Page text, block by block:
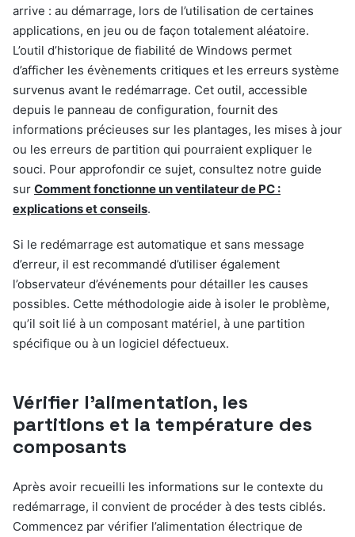
arrive : au démarrage, lors de l’utilisation de certaines
applications, en jeu ou de façon totalement aléatoire.
L’outil d’historique de fiabilité de Windows permet
d’afficher les évènements critiques et les erreurs système
survenus avant le redémarrage. Cet outil, accessible
depuis le panneau de configuration, fournit des
informations précieuses sur les plantages, les mises à jour
ou les erreurs de partition qui pourraient expliquer le
souci. Pour approfondir ce sujet, consultez notre guide
sur Comment fonctionne un ventilateur de PC :
explications et conseils.
Si le redémarrage est automatique et sans message
d’erreur, il est recommandé d’utiliser également
l’observateur d’événements pour détailler les causes
possibles. Cette méthodologie aide à isoler le problème,
qu’il soit lié à un composant matériel, à une partition
spécifique ou à un logiciel défectueux.
Vérifier l’alimentation, les
partitions et la température des
composants
Après avoir recueilli les informations sur le contexte du
redémarrage, il convient de procéder à des tests ciblés.
Commencez par vérifier l’alimentation électrique de